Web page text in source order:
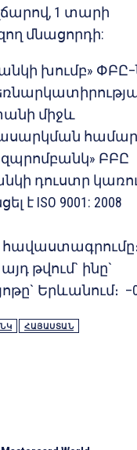
1 տարի
մնացորդի:
խումբ»
միջև
ԲԲԸ
դուստր
է ISO 9001: 2008
թվում` ինը`
Երևանում։
ՀԱՅԱՍՏԱՆ